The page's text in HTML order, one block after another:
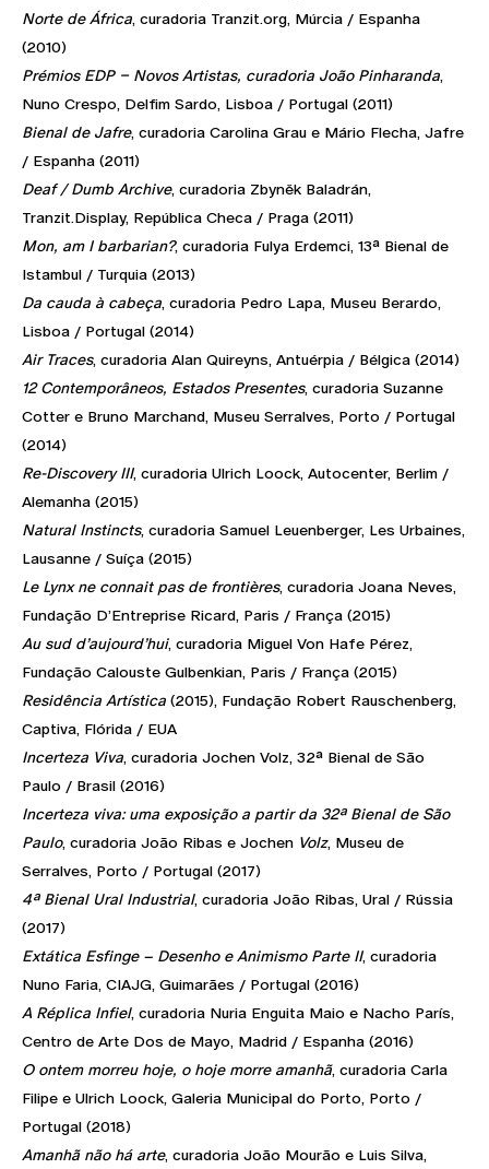
Norte de África, curadoria Tranzit.org, Múrcia / Espanha
(2010)
Prémios EDP – Novos Artistas, curadoria João Pinharanda,
Nuno Crespo, Delfim Sardo, Lisboa / Portugal (2011)
Bienal de Jafre, curadoria Carolina Grau e Mário Flecha, Jafre
/ Espanha (2011)
Deaf / Dumb Archive, curadoria Zbyněk Baladrán,
Tranzit.Display, República Checa / Praga (2011)
Mon, am I barbarian?, curadoria Fulya Erdemci, 13ª Bienal de
Istambul / Turquia (2013)
Da cauda à cabeça, curadoria Pedro Lapa, Museu Berardo,
Lisboa / Portugal (2014)
Air Traces, curadoria Alan Quireyns, Antuérpia / Bélgica (2014)
12 Contemporâneos, Estados Presentes, curadoria Suzanne
Cotter e Bruno Marchand, Museu Serralves, Porto / Portugal
(2014)
Re-Discovery III, curadoria Ulrich Loock, Autocenter, Berlim /
Alemanha (2015)
Natural Instincts, curadoria Samuel Leuenberger, Les Urbaines,
Lausanne / Suíça (2015)
Le Lynx ne connait pas de frontières, curadoria Joana Neves,
Fundação D’Entreprise Ricard, Paris / França (2015)
Au sud d’aujourd’hui, curadoria Miguel Von Hafe Pérez,
Fundação Calouste Gulbenkian, Paris / França (2015)
Residência Artística (2015), Fundação Robert Rauschenberg,
Captiva, Flórida / EUA
Incerteza Viva, curadoria Jochen Volz, 32ª Bienal de São
Paulo / Brasil (2016)
Incerteza viva: uma exposição a partir da 32ª Bienal de São
Paulo, curadoria João Ribas e Jochen Volz, Museu de
Serralves, Porto / Portugal (2017)
4ª Bienal Ural Industrial, curadoria João Ribas, Ural / Rússia
(2017)
Extática Esfinge – Desenho e Animismo Parte II, curadoria
Nuno Faria, CIAJG, Guimarães / Portugal (2016)
A Réplica Infiel, curadoria Nuria Enguita Maio e Nacho París,
Centro de Arte Dos de Mayo, Madrid / Espanha (2016)
O ontem morreu hoje, o hoje morre amanhã, curadoria Carla
Filipe e Ulrich Loock, Galeria Municipal do Porto, Porto /
Portugal (2018)
Amanhã não há arte, curadoria João Mourão e Luis Silva,